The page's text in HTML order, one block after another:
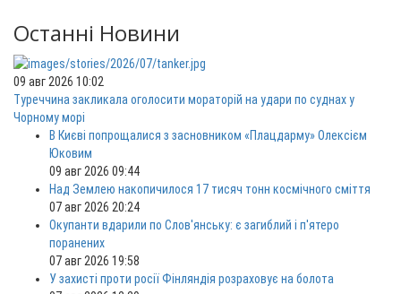
Останні Новини
09 авг 2026 10:02
Туреччина закликала оголосити мораторій на удари по суднах у
Чорному морі
В Києві попрощалися з засновником «Плацдарму» Олексієм
Юковим
09 авг 2026 09:44
Над Землею накопичилося 17 тисяч тонн космічного сміття
07 авг 2026 20:24
Окупанти вдарили по Слов'янську: є загиблий і п'ятеро
поранених
07 авг 2026 19:58
У захисті проти росії Фінляндія розраховує на болота